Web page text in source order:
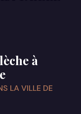
à
LA VILLE DE